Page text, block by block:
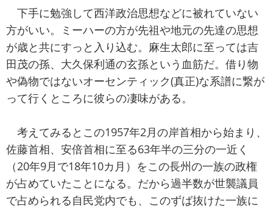
下手に勉強して西洋政治思想などに被れていない
方がいい。ミーハーの方が先祖や地元の先達の思想
が歳と共にすっと入り込む。麻生太郎に至っては吉
田茂の孫、大久保利通の玄孫という血筋だ。借り物
や偽物ではないオーセンティック(真正)な系譜に繋が
って行くところに彼らの凄味がある。
考えてみるとこの1957年2月の岸首相から始まり、
佐藤首相、安倍首相に至る63年半の三分の一近く
（20年9月で18年10カ月）をこの長州の一族の政権
が占めていたことになる。だから過半数が世襲議員
で占められる自民党内でも、このずば抜けた一族に